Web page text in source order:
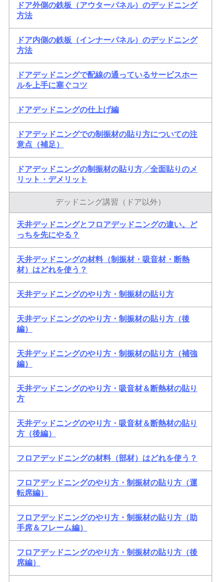
ドア外側の鉄板（アウターパネル）のデッドニング
方法
ドア内側の鉄板（インナーパネル）のデッドニング
方法
ドアデッドニングで配線の通っているサービスホー
ルを上手に塞ぐコツ
ドアデッドニングの仕上げ編
ドアデッドニングでの制振材の貼り方についての注
意点（補足）
ドアデッドニングの制振材の貼り方╱全面貼りのメ
リット・デメリット
デッドニング講習（ドア以外）
天井デッドニングとフロアデッドニングの違い。ど
っちを先にやる？
天井デッドニングの材料（制振材・吸音材・断熱
材）はどれを使う？
天井デッドニングのやり方・制振材の貼り方
天井デッドニングのやり方・制振材の貼り方（後
編）
天井デッドニングのやり方・制振材の貼り方（補強
編）
天井デッドニングのやり方・吸音材＆断熱材の貼り
方
天井デッドニングのやり方・吸音材＆断熱材の貼り
方（後編）
フロアデッドニングの材料（部材）はどれを使う？
フロアデッドニングのやり方・制振材の貼り方（運
転席編）
フロアデッドニングのやり方・制振材の貼り方（助
手席＆フレーム編）
フロアデッドニングのやり方・制振材の貼り方（後
席編）